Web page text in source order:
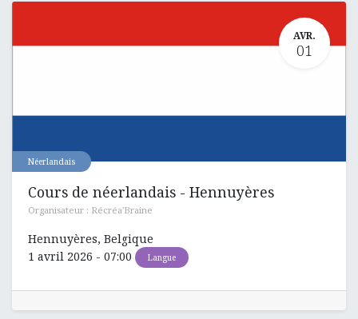
AVR.
01
Néerlandais
Cours de néerlandais - Hennuyères
Organisateur : Récréa'Braine
Hennuyères, Belgique
1 avril 2026 - 07:00 Langue